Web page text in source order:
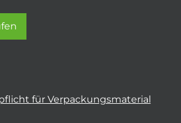
für Verpackungsmaterial